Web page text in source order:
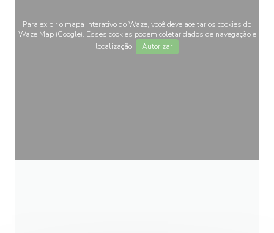
Para exibir o mapa interativo do Waze, você deve aceitar os cookies do
Waze Map (Google). Esses cookies podem coletar dados de navegação e
localização.
Autorizar